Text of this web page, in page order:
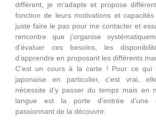
différent, je m’adapte et propose
fonction de leurs motivations et
juste faire le pas pour me contacter et
rencontre que j’organise
d’évaluer ces besoins, les
d’apprendre en proposant les différents
C’est un cours à la carte ! Pour ce qui
japonaise en particulier, c’est vrai,
nécessite d’y passer du temps mais en
langue est la porte d’entrée d’une
passionnant de la découvrir.